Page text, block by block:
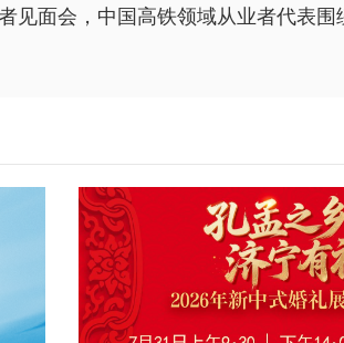
见面会，中国高铁领域从业者代表围